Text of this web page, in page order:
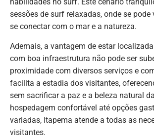
habilidades no surf. Este cenário
sessões de surf relaxadas, onde se pode
se conectar com o mar e a natureza.
Ademais, a vantagem de estar
com boa infraestrutura não pode ser
proximidade com diversos serviços e
facilita a estadia dos visitantes,
sem sacrificar a paz e a beleza natural
hospedagem confortável até opções
variadas, Itapema atende a todas as
visitantes.